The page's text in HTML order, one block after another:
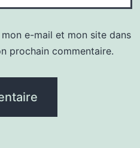
e-mail et mon site dans
prochain commentaire.